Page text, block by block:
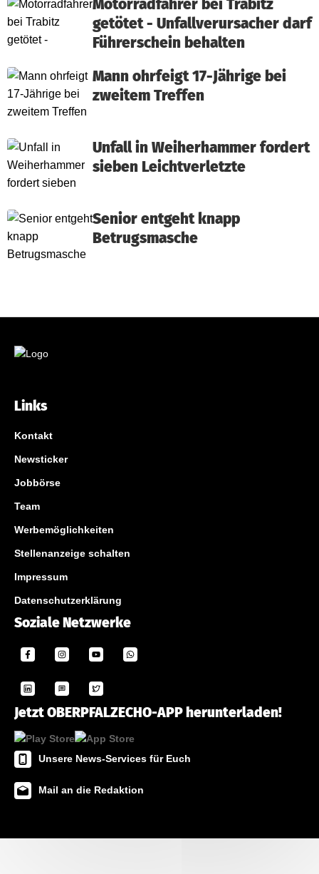
Motorradfahrer bei Trabitz
getötet - Unfallverursacher darf
Führerschein behalten
Mann ohrfeigt 17-Jährige bei
zweitem Treffen
Unfall in Weiherhammer fordert
sieben Leichtverletzte
Senior entgeht knapp
Betrugsmasche
Links
Kontakt
Newsticker
Jobbörse
Team
Werbemöglichkeiten
Stellenanzeige schalten
Impressum
Datenschutzerklärung
Soziale Netzwerke
Jetzt OBERPFALZECHO-APP herunterladen!
Unsere News-Services für Euch
Mail an die Redaktion